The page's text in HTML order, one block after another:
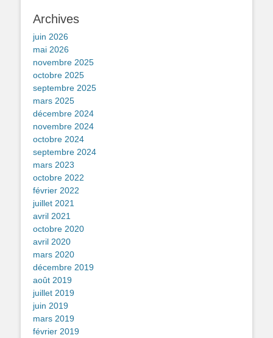
Archives
juin 2026
mai 2026
novembre 2025
octobre 2025
septembre 2025
mars 2025
décembre 2024
novembre 2024
octobre 2024
septembre 2024
mars 2023
octobre 2022
février 2022
juillet 2021
avril 2021
octobre 2020
avril 2020
mars 2020
décembre 2019
août 2019
juillet 2019
juin 2019
mars 2019
février 2019